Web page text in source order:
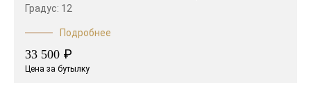
Градус: 12
Подробнее
33 500 ₽
Цена за бутылку